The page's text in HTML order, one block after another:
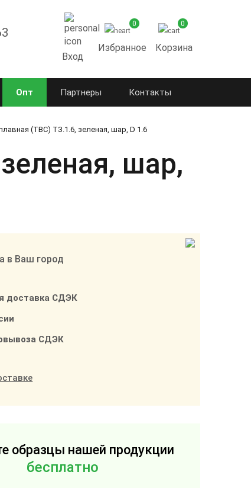
Вход
0
Избранное
0
Корзина
Опт Партнеры Контакты
(ТВС) ТЗ.1.6, зеленая, шар, D 1.6
шар,
в Ваш город
доставка СДЭК
СДЭК
образцы нашей продукции
бесплатно